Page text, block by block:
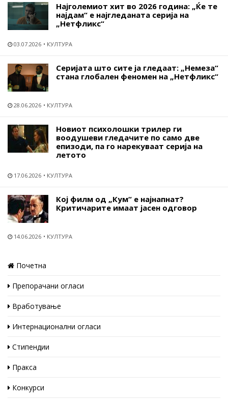
Најголемиот хит во 2026 година: „Ќе те
најдам“ е најгледаната серија на
„Нетфликс“
03.07.2026 КУЛТУРА
Серијата што сите ја гледаат: „Немеза“
стана глобален феномен на „Нетфликс“
28.06.2026 КУЛТУРА
Новиот психолошки трилер ги
воодушеви гледачите по само две
епизоди, па го нарекуваат серија на
летото
17.06.2026 КУЛТУРА
Кој филм од „Кум“ е најнапнат?
Критичарите имаат јасен одговор
14.06.2026 КУЛТУРА
Почетна
Препорачани огласи
Вработување
Интернационални огласи
Стипендии
Пракса
Конкурси